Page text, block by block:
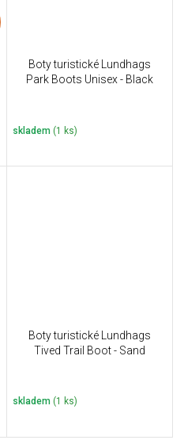
Boty turistické Lundhags
Park Boots Unisex - Black
skladem (1 ks)
Boty turistické Lundhags
Tived Trail Boot - Sand
skladem (1 ks)